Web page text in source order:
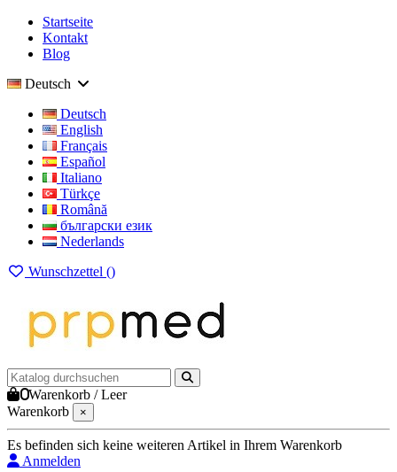
Startseite
Kontakt
Blog
Deutsch
Deutsch
English
Français
Español
Italiano
Türkçe
Română
български език
Nederlands
Wunschzettel ()
0Warenkorb /Leer
Warenkorb
×
Es befinden sich keine weiteren Artikel in Ihrem Warenkorb
Anmelden